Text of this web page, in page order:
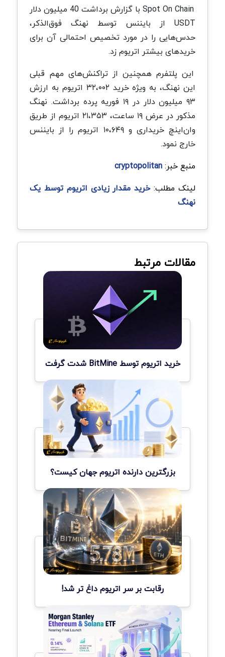
Spot On Chain با گزارش برداشت 40 میلیون دلار
USDT از بایننس توسط نهنگ فوق‌الذکر،
حدس‌هایی را در مورد تخصیص احتمالی آن برای
خریدهای بیشتر اتریوم زد.
این پلتفرم همچنین از تراکنش‌های مهم قبلی
این نهنگ، به ویژه خرید ۳۲،۰۰۲ اتریوم به ارزش
۹۳ میلیون دلار در ۱۹ فوریه پرده برداشت. نهنگ
مذکور در عرض ۱۹ ساعت، ۲۱،۳۵۳ اتریوم از طریق
وان‌اینچ خریداری و ۱۰،۶۴۹ اتریوم را از بایننس
خارج نمود.
منبع خبر:cryptopolitan
لینک مطلب:خرید مقدار زیادی اتریوم توسط یک
نهنگ
مقالات مرتبط
خرید اتریوم توسط BitMine شدت گرفت
بزرگترین دارنده اتریوم جهان کیست؟
رقابت بر سر اتریوم داغ تر شد!